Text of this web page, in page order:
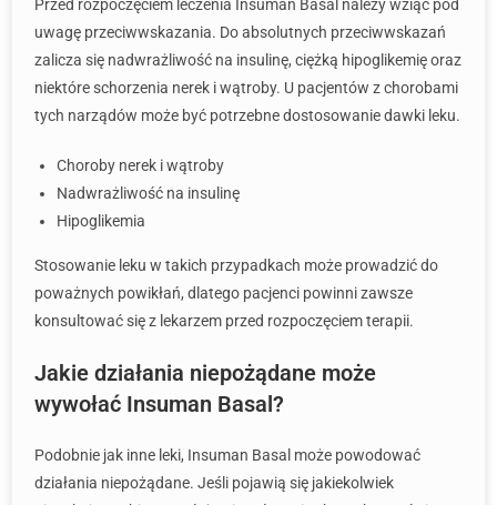
Przed rozpoczęciem leczenia Insuman Basal należy wziąć pod
uwagę przeciwwskazania. Do absolutnych przeciwwskazań
zalicza się nadwrażliwość na insulinę, ciężką hipoglikemię oraz
niektóre schorzenia nerek i wątroby. U pacjentów z chorobami
tych narządów może być potrzebne dostosowanie dawki leku.
Choroby nerek i wątroby
Nadwrażliwość na insulinę
Hipoglikemia
Stosowanie leku w takich przypadkach może prowadzić do
poważnych powikłań, dlatego pacjenci powinni zawsze
konsultować się z lekarzem przed rozpoczęciem terapii.
Jakie działania niepożądane może
wywołać Insuman Basal?
Podobnie jak inne leki, Insuman Basal może powodować
działania niepożądane. Jeśli pojawią się jakiekolwiek